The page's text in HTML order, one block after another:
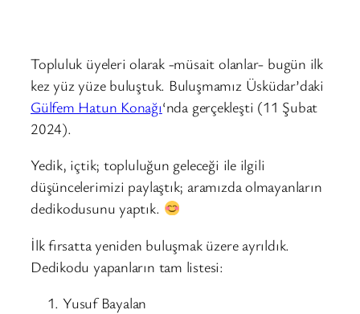
Topluluk üyeleri olarak -müsait olanlar- bugün ilk
kez yüz yüze buluştuk. Buluşmamız Üsküdar’daki
Gülfem Hatun Konağı‘nda gerçekleşti (11 Şubat
2024).
Yedik, içtik; topluluğun geleceği ile ilgili
düşüncelerimizi paylaştık; aramızda olmayanların
dedikodusunu yaptık.
İlk fırsatta yeniden buluşmak üzere ayrıldık.
Dedikodu yapanların tam listesi:
Yusuf Bayalan